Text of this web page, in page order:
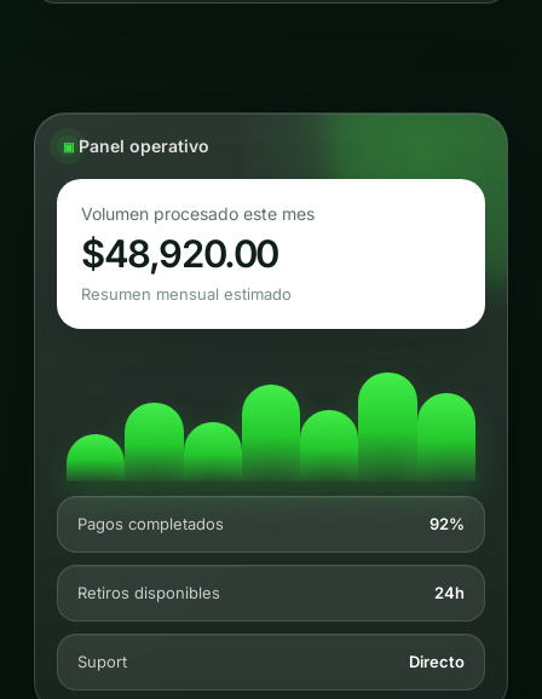
Panel operativo
Volumen procesado este mes
$48,920.00
Resumen mensual estimado
Pagos completados 92%
Retiros disponibles 24h
Suport Directo